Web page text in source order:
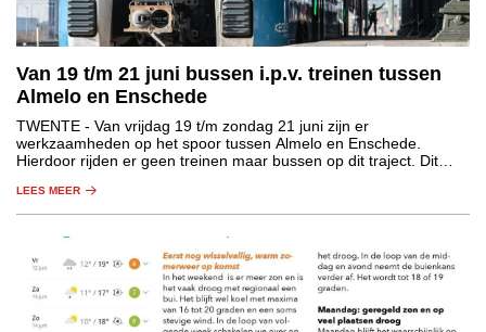
Van 19 t/m 21 juni bussen i.p.v. treinen tussen
Almelo en Enschede
TWENTE - Van vrijdag 19 t/m zondag 21 juni zijn er
werkzaamheden op het spoor tussen Almelo en Enschede.
Hierdoor rijden er geen treinen maar bussen op dit traject. Dit
moeten rekening houden met een langere reistijd.
LEES MEER